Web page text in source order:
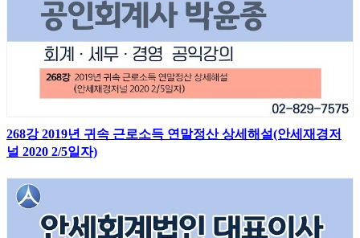
268강 2019년 귀속 근로소득 연말정산 상세해설(안세재경저
널 2020 2/5일자)